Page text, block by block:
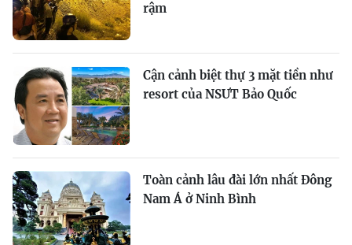
rậm
Cận cảnh biệt thự 3 mặt tiền như
resort của NSƯT Bảo Quốc
Toàn cảnh lâu đài lớn nhất Đông
Nam Á ở Ninh Bình